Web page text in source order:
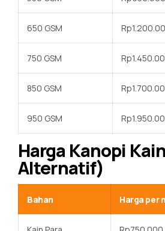
650 GSM
750 GSM
850 GSM
950 GSM
Harga Kanopi
Alternatif)
Bahan Harga per